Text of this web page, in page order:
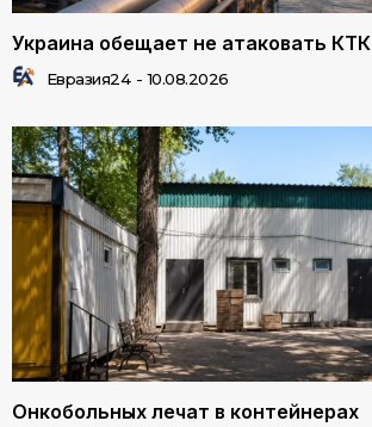
Украина обещает не атаковать КТК
Евразия24 - 10.08.2026
Онкобольных лечат в контейнерах